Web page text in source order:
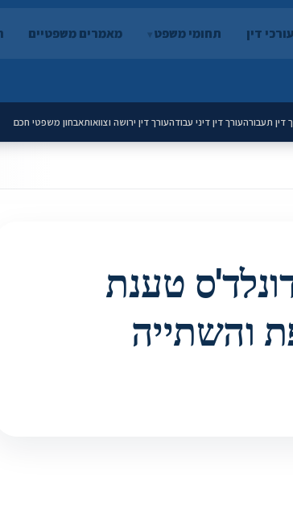
עורכי דין תחומי משפט מאמרים משפטיים
דין תעבורהעורך דין דיני עבודהעורך דין ירושה וצוואותאבחון משפטי חכם
טענת
והשתייה